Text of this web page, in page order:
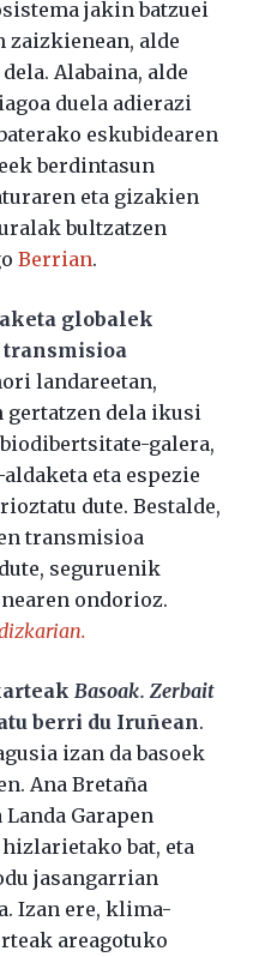
jakin batzuei
zaizkienean, alde
Alabaina, alde
duela adierazi
eskubidearen
berdintasun
eta gizakien
bultzatzen
Berrian.
globalek
landareetan,
dela ikusi
galera,
eta espezie
dute. Bestalde,
transmisioa
seguruenik
ondorioz.
Basoak. Zerbait
berri du Iruñean.
izan da basoek
Ana Bretaña
Garapen
bat, eta
jasangarrian
Izan ere, klima-
areagotuko